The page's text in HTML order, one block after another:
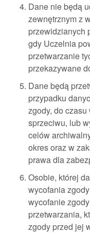
Dane nie będą
zewnętrznym z
przewidzianych
gdy Uczelnia
przetwarzanie
przekazywane
Dane będą
przypadku
zgody, do
sprzeciwu, lub
celów
okres oraz w
prawa dla
Osobie, której
wycofania
wycofanie
przetwarzania,
zgody przed jej